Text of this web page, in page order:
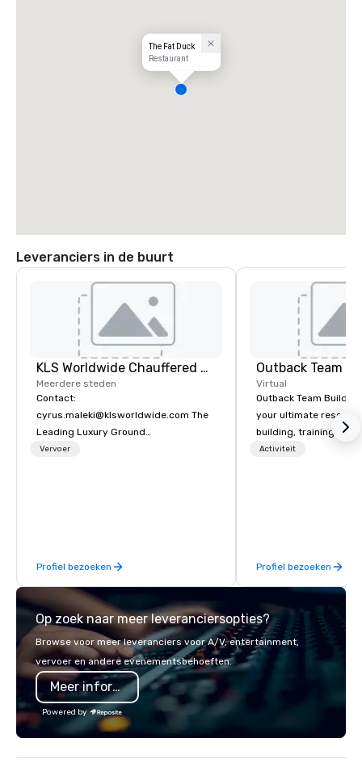
The Fat Duck
Restaurant
Leveranciers in de buurt
KLS Worldwide Chauffered Services
Meerdere steden
Contact:
cyrus.maleki@klsworldwide.com The
Leading Luxury Ground
Transportation company since 1998
Vervoer
Profiel bezoeken
Outback Team
Virtual
Outback Team
your ultimate
building, training, and
Recommended by
Activiteit
Profiel bezoeken
Op zoek naar meer leveranciersopties?
Browse voor meer leveranciers voor A/V, entertainment,
vervoer en andere evenementsbehoeften.
Meer informatie
Powered by